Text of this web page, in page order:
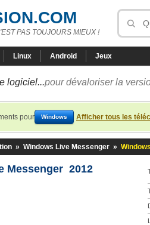
PAS TOUJOURS MIEUX !
Linux Android Jeux
logiciel...pour dévaloriser la
pour Windows Afficher tous les
» Windows Live Messenger »
Messenger 2012